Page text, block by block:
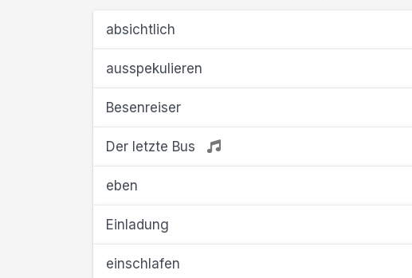
absichtlich
ausspekulieren
Besenreiser
Der letzte Bus
eben
Einladung
einschlafen